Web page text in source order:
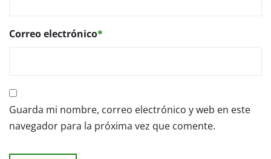
Correo electrónico*
Guarda mi nombre, correo electrónico y web en este
navegador para la próxima vez que comente.